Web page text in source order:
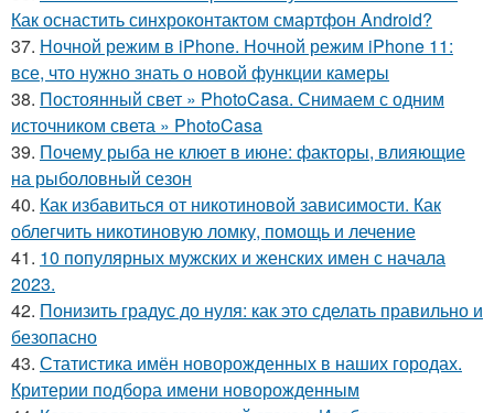
Как оснастить синхроконтактом смартфон Android?
37. Ночной режим в iPhone. Ночной режим iPhone 11:
все, что нужно знать о новой функции камеры
38. Постоянный свет » PhotoCasa. Снимаем с одним
источником света » PhotoCasa
39. Почему рыба не клюет в июне: факторы, влияющие
на рыболовный сезон
40. Как избавиться от никотиновой зависимости. Как
облегчить никотиновую ломку, помощь и лечение
41. 10 популярных мужских и женских имен с начала
2023.
42. Понизить градус до нуля: как это сделать правильно и
безопасно
43. Статистика имён новорожденных в наших городах.
Критерии подбора имени новорожденным